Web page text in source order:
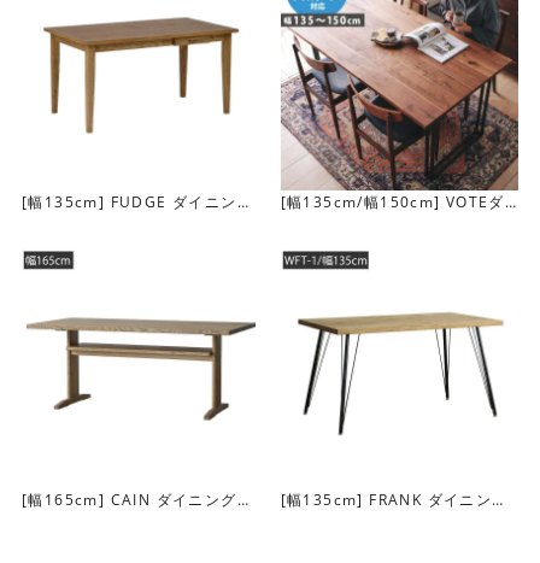
天板下には棚があり、小物類を置いておくことができま
[幅135cm] FUDGE ダイニング
[幅135cm/幅150cm] VOTEダ
[幅165cm] CAIN ダイニングテ
[幅135cm] FRANK ダイニング